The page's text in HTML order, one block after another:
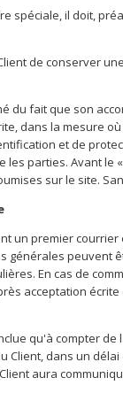
spéciale, il doit,
de conserver
du fait que son
dans la mesure
et de
parties. Avant le
sur le site.
un premier
générales peuvent
En cas de
acceptation
qu'à compter
Client, dans un
aura